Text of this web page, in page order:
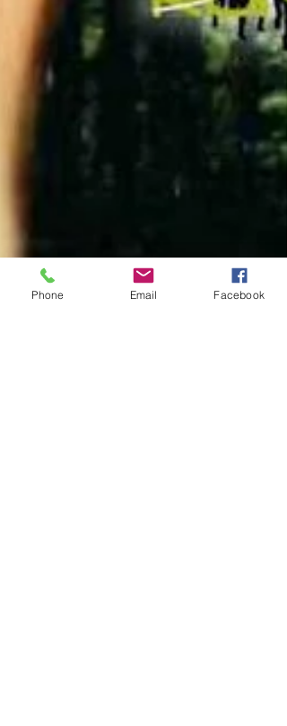
Phone Email Facebook